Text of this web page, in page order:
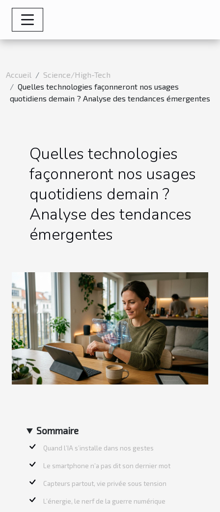
Accueil
Science/High-Tech
Quelles technologies façonneront nos usages
quotidiens demain ? Analyse des tendances émergentes
Quelles technologies
façonneront nos usages
quotidiens demain ?
Analyse des tendances
émergentes
Sommaire
Quand l’IA s’installe dans nos gestes
Le smartphone n’a pas dit son dernier mot
Capteurs partout, vie privée sous tension
L’énergie, le nerf de la guerre numérique